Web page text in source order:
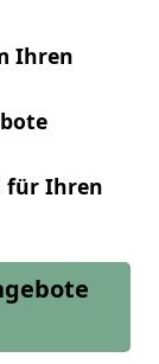
Ihren
für Ihren